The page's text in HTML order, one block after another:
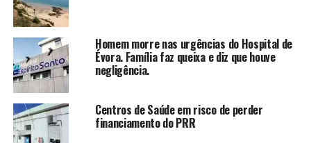
Homem morre nas urgências do Hospital de
Évora. Família faz queixa e diz que houve
negligência.
Centros de Saúde em risco de perder
financiamento do PRR